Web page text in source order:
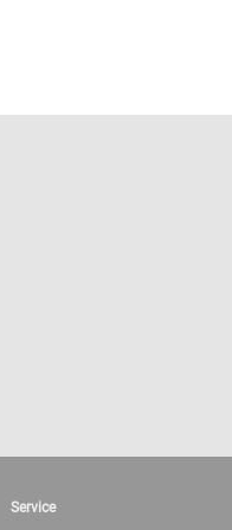
Service